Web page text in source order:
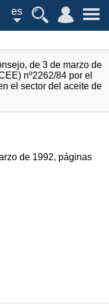
es
de 3 de marzo de
nº2262/84 por el
el sector del aceite de
de 1992, páginas